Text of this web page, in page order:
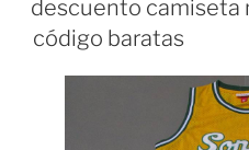
descuento camiseta
código baratas